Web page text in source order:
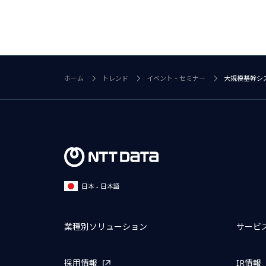
ホーム トレンド イベント・セミナー 大規模基幹
日本 - 日本語
業種別ソリューション サービ
採用情報 IR情報